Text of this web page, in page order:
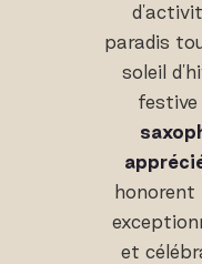
paradis
soleil
festive
honorent
et